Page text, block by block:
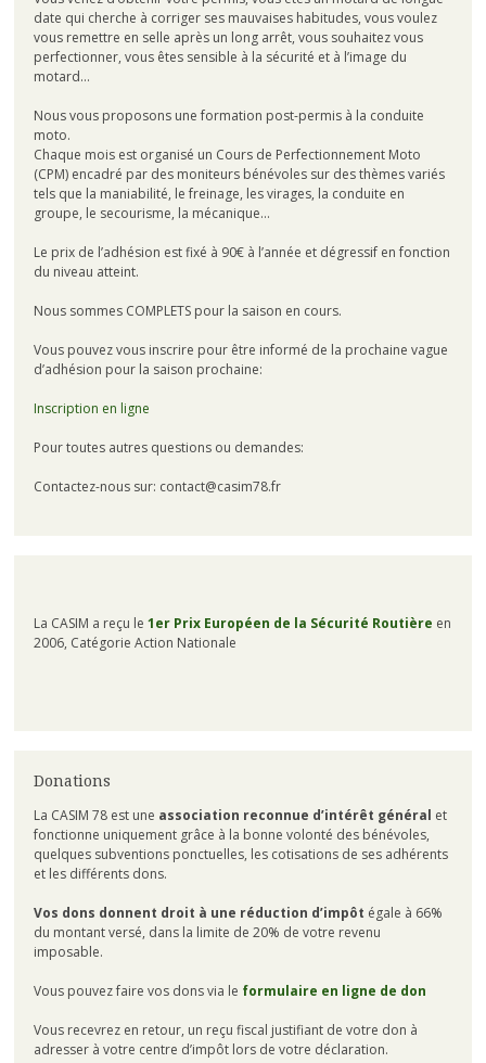
date qui cherche à corriger ses mauvaises habitudes, vous voulez
vous remettre en selle après un long arrêt, vous souhaitez vous
perfectionner, vous êtes sensible à la sécurité et à l’image du
motard…
Nous vous proposons une formation post-permis à la conduite
moto.
Chaque mois est organisé un Cours de Perfectionnement Moto
(CPM) encadré par des moniteurs bénévoles sur des thèmes variés
tels que la maniabilité, le freinage, les virages, la conduite en
groupe, le secourisme, la mécanique…
Le prix de l’adhésion est fixé à 90€ à l’année et dégressif en fonction
du niveau atteint.
Nous sommes COMPLETS pour la saison en cours.
Vous pouvez vous inscrire pour être informé de la prochaine vague
d’adhésion pour la saison prochaine:
Inscription en ligne
Pour toutes autres questions ou demandes:
Contactez-nous sur: contact@casim78.fr
La CASIM a reçu le 1er Prix Européen de la Sécurité Routière en
2006, Catégorie Action Nationale
Donations
La CASIM 78 est une association reconnue d’intérêt général et
fonctionne uniquement grâce à la bonne volonté des bénévoles,
quelques subventions ponctuelles, les cotisations de ses adhérents
et les différents dons.
Vos dons donnent droit à une réduction d’impôt égale à 66%
du montant versé, dans la limite de 20% de votre revenu
imposable.
Vous pouvez faire vos dons via le formulaire en ligne de don
Vous recevrez en retour, un reçu fiscal justifiant de votre don à
adresser à votre centre d’impôt lors de votre déclaration.